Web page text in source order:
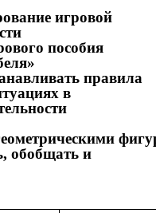
игровой
пособия
правила
в
обобщать и